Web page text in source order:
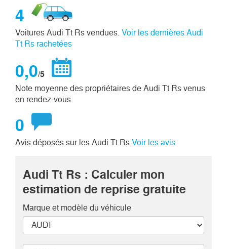
4
Voitures Audi Tt Rs vendues. Voir les dernières Audi
Tt Rs rachetées
0,0/5
Note moyenne des propriétaires de Audi Tt Rs venus
en rendez-vous.
0
Avis déposés sur les Audi Tt Rs. Voir les avis
Audi Tt Rs : Calculer mon
estimation de reprise gratuite
Marque et modèle du véhicule